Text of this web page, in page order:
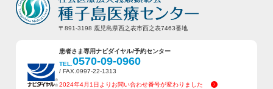
〒891-3198 鹿児島県西之表市西之表7463番地
患者さま専用ナビダイヤル/予約センター
TEL. 0570-09-0960
/ FAX.0997-22-1313
2024年4月1日よりお問い合わせ番号が変わりました